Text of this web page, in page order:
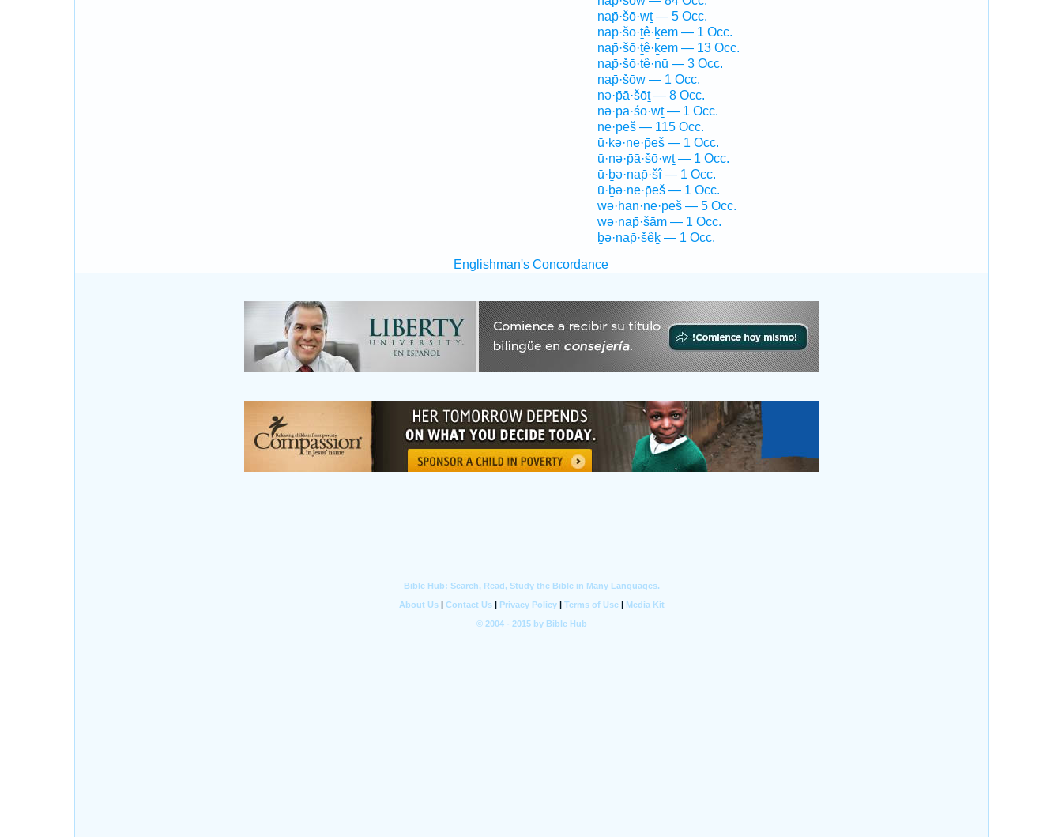
nap̄·šō·wṯ — 5 Occ.
nap̄·šō·ṯê·ḵem — 1 Occ.
nap̄·šō·ṯê·ḵem — 13 Occ.
nap̄·šō·ṯê·nū — 3 Occ.
nap̄·šōw — 1 Occ.
nə·p̄ā·šōṯ — 8 Occ.
nə·p̄ā·śō·wṯ — 1 Occ.
ne·p̄eš — 115 Occ.
ū·ḵə·ne·p̄eš — 1 Occ.
ū·nə·p̄ā·šō·wṯ — 1 Occ.
ū·ḇə·nap̄·šî — 1 Occ.
ū·ḇə·ne·p̄eš — 1 Occ.
wə·han·ne·p̄eš — 5 Occ.
wə·nap̄·šām — 1 Occ.
ḇə·nap̄·šêḵ — 1 Occ.
Englishman's Concordance